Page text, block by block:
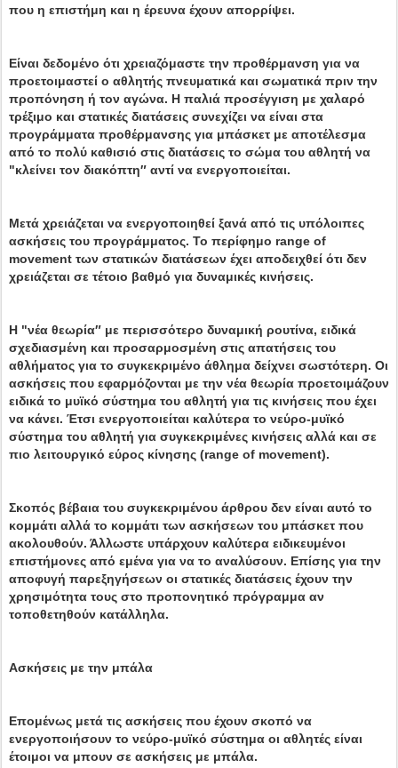
που η επιστήμη και η έρευνα έχουν απορρίψει.
Είναι δεδομένο ότι χρειαζόμαστε την προθέρμανση για να
προετοιμαστεί ο αθλητής πνευματικά και σωματικά πριν την
προπόνηση ή τον αγώνα. Η παλιά προσέγγιση με χαλαρό
τρέξιμο και στατικές διατάσεις συνεχίζει να είναι στα
προγράμματα προθέρμανσης για μπάσκετ με αποτέλεσμα
από το πολύ καθισιό στις διατάσεις το σώμα του αθλητή να
"κλείνει τον διακόπτη″ αντί να ενεργοποιείται.
Μετά χρειάζεται να ενεργοποιηθεί ξανά από τις υπόλοιπες
ασκήσεις του προγράμματος. Το περίφημο range of
movement των στατικών διατάσεων έχει αποδειχθεί ότι δεν
χρειάζεται σε τέτοιο βαθμό για δυναμικές κινήσεις.
Η "νέα θεωρία″ με περισσότερο δυναμική ρουτίνα, ειδικά
σχεδιασμένη και προσαρμοσμένη στις απατήσεις του
αθλήματος για το συγκεκριμένο άθλημα δείχνει σωστότερη. Οι
ασκήσεις που εφαρμόζονται με την νέα θεωρία προετοιμάζουν
ειδικά το μυϊκό σύστημα του αθλητή για τις κινήσεις που έχει
να κάνει. Έτσι ενεργοποιείται καλύτερα το νεύρο-μυϊκό
σύστημα του αθλητή για συγκεκριμένες κινήσεις αλλά και σε
πιο λειτουργικό εύρος κίνησης (range of movement).
Σκοπός βέβαια του συγκεκριμένου άρθρου δεν είναι αυτό το
κομμάτι αλλά το κομμάτι των ασκήσεων του μπάσκετ που
ακολουθούν. Άλλωστε υπάρχουν καλύτερα ειδικευμένοι
επιστήμονες από εμένα για να το αναλύσουν. Επίσης για την
αποφυγή παρεξηγήσεων οι στατικές διατάσεις έχουν την
χρησιμότητα τους στο προπονητικό πρόγραμμα αν
τοποθετηθούν κατάλληλα.
Ασκήσεις με την μπάλα
Επομένως μετά τις ασκήσεις που έχουν σκοπό να
ενεργοποιήσουν το νεύρο-μυϊκό σύστημα οι αθλητές είναι
έτοιμοι να μπουν σε ασκήσεις με μπάλα.